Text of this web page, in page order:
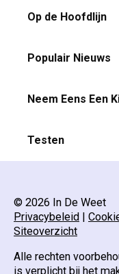
Op de Hoofdlijn
Populair Nieuws
Neem Eens Een
Testen
© 2026 In De Weet
Privacybeleid
Siteoverzicht
Alle rechten
is verplicht bij het